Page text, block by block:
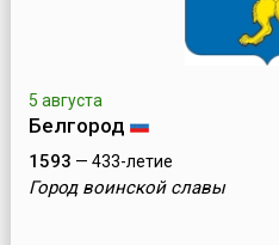
5 августа
Белгород
1593 — 433-летие
Город воинской славы